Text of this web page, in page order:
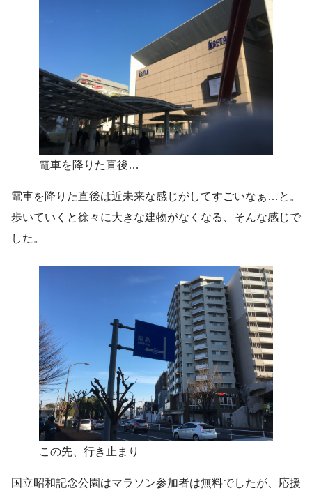
電車を降りた直後…
電車を降りた直後は近未来な感じがしてすごいなぁ…と。
歩いていくと徐々に大きな建物がなくなる、そんな感じで
した。
この先、行き止まり
国立昭和記念公園はマラソン参加者は無料でしたが、応援